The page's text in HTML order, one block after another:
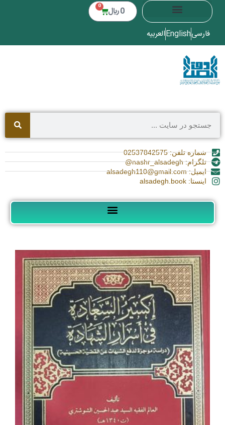
0 ﷼ 0
فارسیEnglishالعربیه
شماره تلفن: 02537842575
تلگرام: nashr_alsadegh@
ایمیل: alsadegh110@gmail.com
اینستا: alsadegh.book